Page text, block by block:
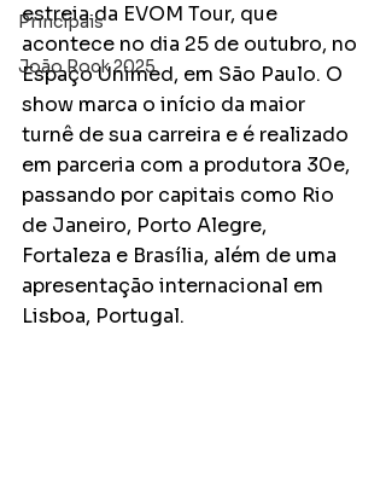
Principais
João Rock 2025
estreia da EVOM Tour, que
acontece no dia 25 de outubro, no
Espaço Unimed, em São Paulo. O
show marca o início da maior
turnê de sua carreira e é realizado
em parceria com a produtora 30e,
passando por capitais como Rio
de Janeiro, Porto Alegre,
Fortaleza e Brasília, além de uma
apresentação internacional em
Lisboa, Portugal.